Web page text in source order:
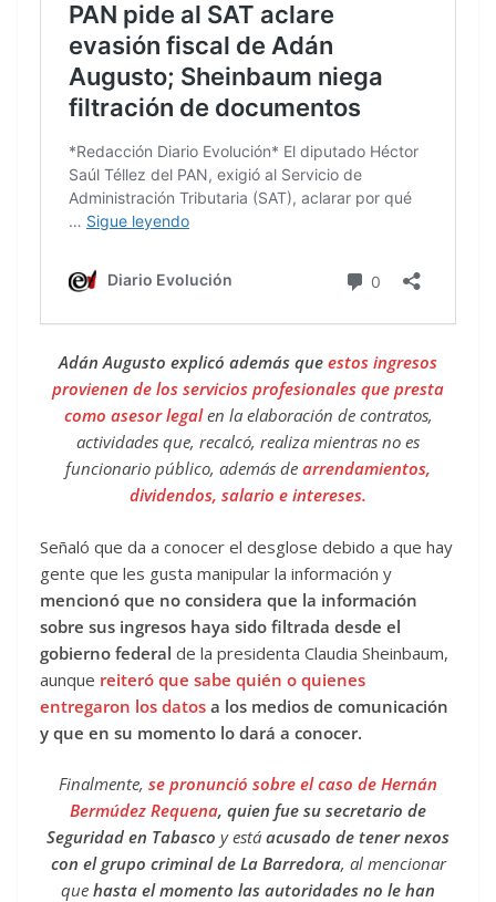
Adán Augusto explicó además que estos ingresos
provienen de los servicios profesionales que presta
como asesor legal en la elaboración de contratos,
actividades que, recalcó, realiza mientras no es
funcionario público, además de arrendamientos,
dividendos, salario e intereses.
Señaló que da a conocer el desglose debido a que hay
gente que les gusta manipular la información y
mencionó que no considera que la información
sobre sus ingresos haya sido filtrada desde el
gobierno federal de la presidenta Claudia Sheinbaum,
aunque reiteró que sabe quién o quienes
entregaron los datos a los medios de comunicación
y que en su momento lo dará a conocer.
Finalmente, se pronunció sobre el caso de Hernán
Bermúdez Requena, quien fue su secretario de
Seguridad en Tabasco y está acusado de tener nexos
con el grupo criminal de La Barredora, al mencionar
que hasta el momento las autoridades no le han